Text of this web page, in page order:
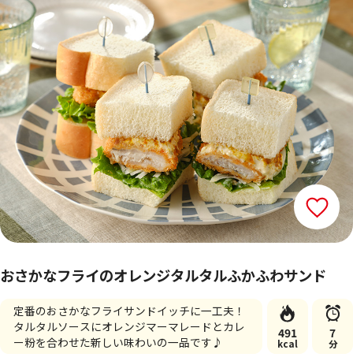
おさかなフライのオレンジタルタルふかふわサンド
定番のおさかなフライサンドイッチに一工夫！
タルタルソースにオレンジマーマレードとカレ
ー粉を合わせた新しい味わいの一品です♪
491
kcal
7
分